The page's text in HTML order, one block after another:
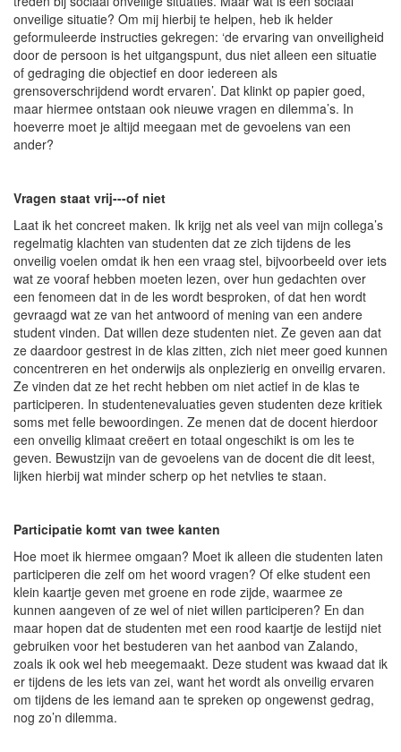
onveilige situatie? Om mij hierbij te helpen, heb ik helder
geformuleerde instructies gekregen: ‘de ervaring van onveiligheid
door de persoon is het uitgangspunt, dus niet alleen een situatie
of gedraging die objectief en door iedereen als
grensoverschrijdend wordt ervaren’. Dat klinkt op papier goed,
maar hiermee ontstaan ook nieuwe vragen en dilemma’s. In
hoeverre moet je altijd meegaan met de gevoelens van een
ander?
Vragen staat vrij---of niet
Laat ik het concreet maken. Ik krijg net als veel van mijn collega’s
regelmatig klachten van studenten dat ze zich tijdens de les
onveilig voelen omdat ik hen een vraag stel, bijvoorbeeld over iets
wat ze vooraf hebben moeten lezen, over hun gedachten over
een fenomeen dat in de les wordt besproken, of dat hen wordt
gevraagd wat ze van het antwoord of mening van een andere
student vinden. Dat willen deze studenten niet. Ze geven aan dat
ze daardoor gestrest in de klas zitten, zich niet meer goed kunnen
concentreren en het onderwijs als onplezierig en onveilig ervaren.
Ze vinden dat ze het recht hebben om niet actief in de klas te
participeren. In studentenevaluaties geven studenten deze kritiek
soms met felle bewoordingen. Ze menen dat de docent hierdoor
een onveilig klimaat creëert en totaal ongeschikt is om les te
geven. Bewustzijn van de gevoelens van de docent die dit leest,
lijken hierbij wat minder scherp op het netvlies te staan.
Participatie komt van twee kanten
Hoe moet ik hiermee omgaan? Moet ik alleen die studenten laten
participeren die zelf om het woord vragen? Of elke student een
klein kaartje geven met groene en rode zijde, waarmee ze
kunnen aangeven of ze wel of niet willen participeren? En dan
maar hopen dat de studenten met een rood kaartje de lestijd niet
gebruiken voor het bestuderen van het aanbod van Zalando,
zoals ik ook wel heb meegemaakt. Deze student was kwaad dat ik
er tijdens de les iets van zei, want het wordt als onveilig ervaren
om tijdens de les iemand aan te spreken op ongewenst gedrag,
nog zo’n dilemma.